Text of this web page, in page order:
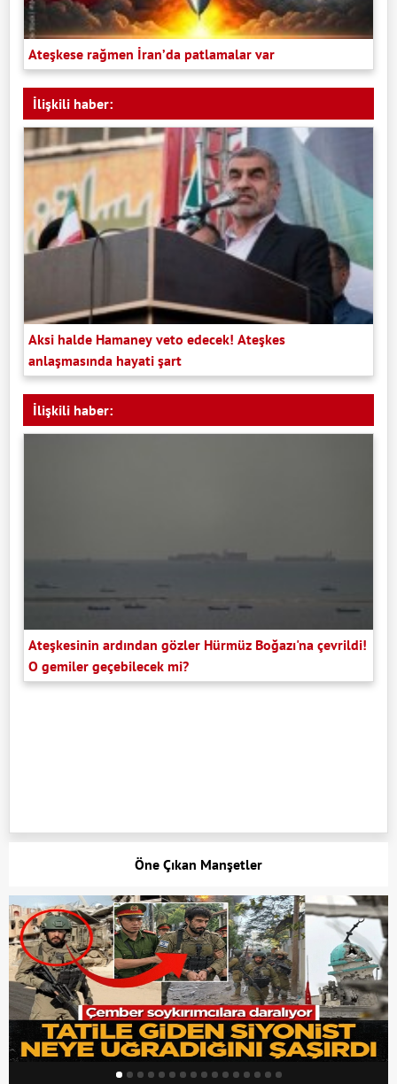
Ateşkese rağmen İran’da patlamalar var
İlişkili haber:
Aksi halde Hamaney veto edecek! Ateşkes
anlaşmasında hayati şart
İlişkili haber:
Ateşkesinin ardından gözler Hürmüz Boğazı'na çevrildi!
O gemiler geçebilecek mi?
Öne Çıkan Manşetler